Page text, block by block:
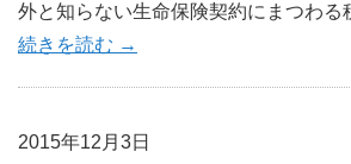
外と知らない生命保険契約にまつわる
続きを読む →
2015年12月3日